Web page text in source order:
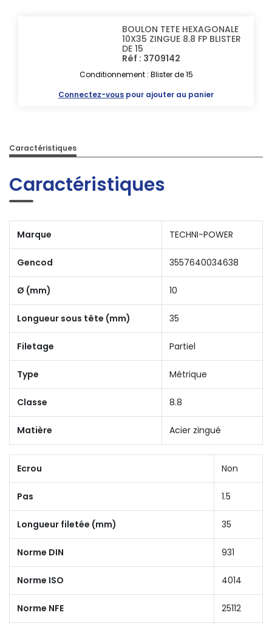
BOULON TETE HEXAGONALE
10X35 ZINGUE 8.8 FP BLISTER
DE 15
Réf : 3709142
Conditionnement : Blister de 15
Connectez-vous pour ajouter au panier
Caractéristiques
Caractéristiques
Marque TECHNI-POWER
Gencod 3557640034638
Ø (mm) 10
Longueur sous tête (mm) 35
Filetage Partiel
Type Métrique
Classe 8.8
Matière Acier zingué
Ecrou Non
Pas 1.5
Longueur filetée (mm) 35
Norme DIN 931
Norme ISO 4014
Norme NFE 25112